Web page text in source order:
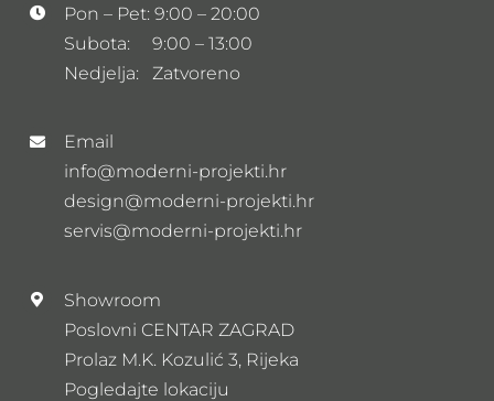
Pon – Pet: 9:00 – 20:00
Subota: 9:00 – 13:00
Nedjelja: Zatvoreno
Email
info@moderni-projekti.hr
design@moderni-projekti.hr
servis@moderni-projekti.hr
Showroom
Poslovni CENTAR ZAGRAD
Prolaz M.K. Kozulić 3, Rijeka
Pogledajte lokaciju